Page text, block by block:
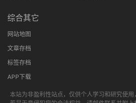
综合其它
网站地图
文章存档
标签存档
APP下载
本站为非盈利性站点，仅供个人学习和研究使用